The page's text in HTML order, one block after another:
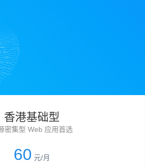
香港基础型
密集型 Web 应用首选
60 元/月